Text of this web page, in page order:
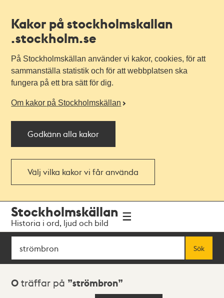
Kakor på stockholmskallan
.stockholm.se
På Stockholmskällan använder vi kakor, cookies, för att
sammanställa statistik och för att webbplatsen ska
fungera på ett bra sätt för dig.
Om kakor på Stockholmskällan
Godkänn alla kakor
Välj vilka kakor vi får använda
navigationen
huvudinnehållet
Stockholmskällan
Historia i ord, ljud och bild
Sök
Sök
Sökresultat
0 träffar på strömbron